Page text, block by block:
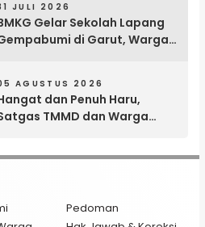
Fakfak
JULI 2026
Gelar Sekolah Lapang
di Garut, Warga
AGUSTUS 2026
dan Penuh Haru,
TMMD dan Warga
Pedoman